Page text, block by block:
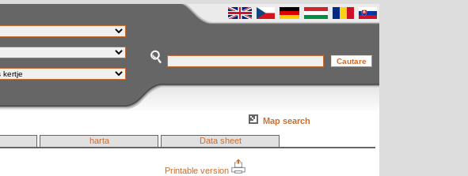
Map search
harta Data sheet
Printable version